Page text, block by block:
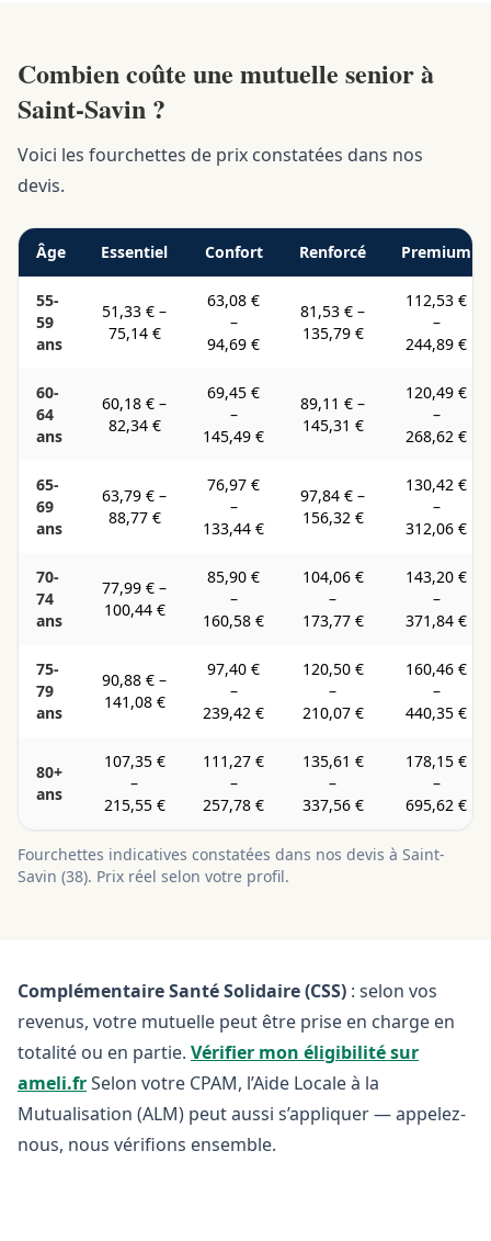
Combien coûte une mutuelle senior à
Saint-Savin ?
Voici les fourchettes de prix constatées dans nos
devis.
Âge Essentiel Confort Renforcé Premium
55-
59
ans
51,33 € –
75,14 €
63,08 €
–
94,69 €
81,53 € –
135,79 €
112,53 €
–
244,89 €
60-
64
ans
60,18 € –
82,34 €
69,45 €
–
145,49 €
89,11 € –
145,31 €
120,49 €
–
268,62 €
65-
69
ans
63,79 € –
88,77 €
76,97 €
–
133,44 €
97,84 € –
156,32 €
130,42 €
–
312,06 €
70-
74
ans
77,99 € –
100,44 €
85,90 €
–
160,58 €
104,06 €
–
173,77 €
143,20 €
–
371,84 €
75-
79
ans
90,88 € –
141,08 €
97,40 €
–
239,42 €
120,50 €
–
210,07 €
160,46 €
–
440,35 €
80+
ans
107,35 €
–
215,55 €
111,27 €
–
257,78 €
135,61 €
–
337,56 €
178,15 €
–
695,62 €
Fourchettes indicatives constatées dans nos devis à Saint-
Savin (38). Prix réel selon votre profil.
Complémentaire Santé Solidaire (CSS) : selon vos
revenus, votre mutuelle peut être prise en charge en
totalité ou en partie. Vérifier mon éligibilité sur
ameli.frSelon votre CPAM, l’Aide Locale à la
Mutualisation (ALM) peut aussi s’appliquer — appelez-
nous, nous vérifions ensemble.